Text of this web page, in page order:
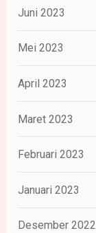
Juni 2023
Mei 2023
April 2023
Maret 2023
Februari 2023
Januari 2023
Desember 2022